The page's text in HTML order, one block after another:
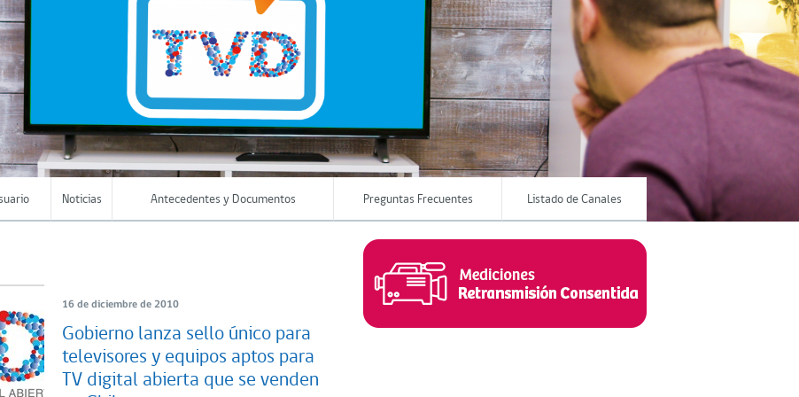
Noticias Antecedentes y Documentos Preguntas Frecuentes Listado de Canales
16 de diciembre de 2010
Gobierno lanza sello único para
televisores y equipos aptos para
TV digital abierta que se venden